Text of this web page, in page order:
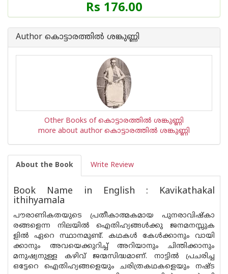
Rs 176.00
Author കൊട്ടാരത്തില്‍ ശങ്കുണ്ണി
Other Books of കൊട്ടാരത്തില്‍ ശങ്കുണ്ണി
more about author കൊട്ടാരത്തില്‍ ശങ്കുണ്ണി
About the Book Write Review
Book Name in English : Kavikathakal
ithihyamala
പൗരാണികതയുടെ പ്രതീകാത്മകമായ പുനരാവിഷ്കാ
രങ്ങളെന്ന നിലയിൽ ഐതിഹ്യങ്ങൾക്കു ജനമനസ്സുക
ളിൽ ഏറെ സ്ഥാനമുണ്ട്. കഥകൾ കേൾക്കാനും വായി
ക്കാനും അവയെക്കുറിച്ച് അറിയാനും ചിന്തിക്കാനും
മനുഷ്യനുള്ള കഴിവ് ജന്മസിദ്ധമാണ്. നാട്ടിൽ പ്രചരിച്ച
ഒട്ടേറെ ഐതിഹ്യങ്ങളെയും ചരിത്രകഥകളെയും നഷ്ട